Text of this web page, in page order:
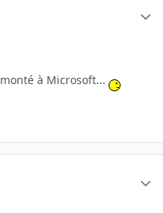
à Microsoft...